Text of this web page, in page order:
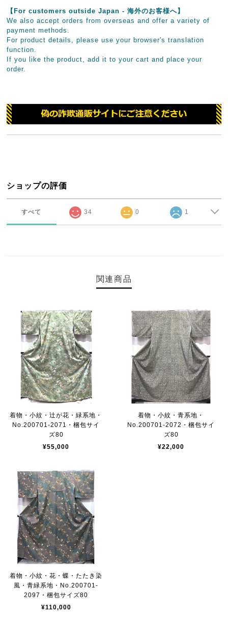
【For customers outside Japan - 海外のお客様へ】
We also accept orders from overseas and offer a variety of
payment methods.
For product details, please use your browser's translation
function.
If you like the product, add it to your cart and place your
order.
ショップの評価
すべて 34 0 1
関連商品
着物・小紋・辻が花・緑系地・
No.200701-2071・梱包サイ
ズ80
¥55,000
着物・小紋・青系地・
No.200701-2072・梱包サイ
ズ80
¥22,000
着物・小紋・花・蝶・たたき染
風・青緑系地・No.200701-
2097・梱包サイズ80
¥110,000